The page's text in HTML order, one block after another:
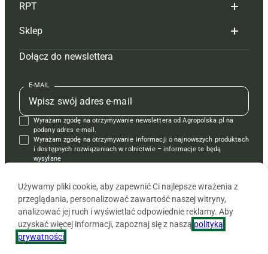
Reklama
Tagi
Mapa serwisu
Kontakt
Regulamin
Polityka prywatności
Hoduj z głową bydło
Hoduj z głową świnie
Prenumerata
Redakcja
Kontakt
Reklama
RPT
Redakcja
Prenumerata
Reklama
Kontakt
Krzyżówki
Sklep
Czasopisma i prenumerata
Książki
Regulamin
Dołącz do newslettera
E-MAIL
Wyrażam zgodę na otrzymywanie newslettera od Agropolska.pl na
podany adres e-mail.
Wyrażam zgodę na otrzymywanie informacji o najnowszych produktach
i dostępnych rozwiązaniach w rolnictwie – informacje te będą
wysyłane
Używamy pliki cookie, aby zapewnić Ci najlepsze wrażenia z
przeglądania, personalizować zawartość naszej witryny,
analizować jej ruch i wyświetlać odpowiednie reklamy. Aby
uzyskać więcej informacji, zapoznaj się z naszą polityką
prywatności